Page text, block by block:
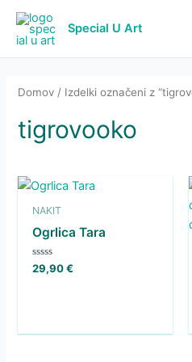
Skip
content
Special U Art
Domov / Izdelki označeni z
tigrovooko
NAKIT
Ogrlica Tara
Ocenjeno
29,90€